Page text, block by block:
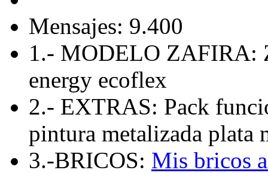
Mensajes: 9.400
1.- MODELO ZAFIRA:
energy ecoflex
2.- EXTRAS: Pack
pintura metalizada plata
3.-BRICOS: Mis bricos